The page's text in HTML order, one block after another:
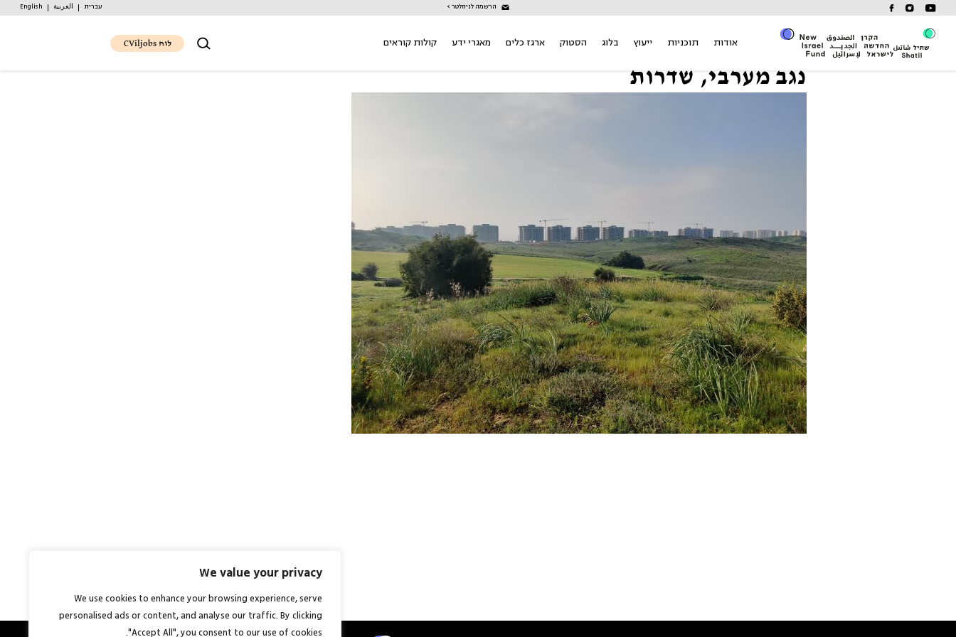
We value your privacy
We use cookies to enhance your browsing experience, serve
personalised ads or content, and analyse our traffic. By clicking
"Accept All", you consent to our use of cookies.
content
הרשמה לניוזלטר > עברית العربية English
אודות תוכניות ייעוץ בלוג הסטוק ארגז כלים מאגרי ידע קולות קוראים לוח CViljobs
נגב מערבי, שדרות